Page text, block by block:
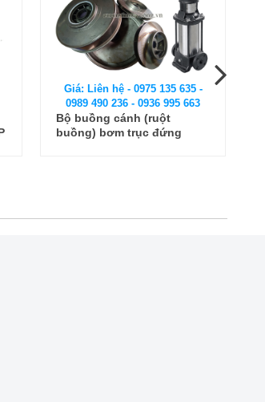
Giá: Liên hệ - 0975 135 635 -
0989 490 236 - 0936 995 663
Bạc bơm trục đứng
Grundfos CR 3-17